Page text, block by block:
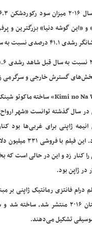
«این گوشه دنیا» بزرگترین و
به سال قبل از آن بود.
گسترش خارجی و سرگرمی
Kimi no Na» ساخته ماکوتو
ژاپنی برای غربی‌ها بود
محبوب‌ترین انیمه شود.
را کنار زد و این در حالی است
درام فانتزی رمانتیک ژاپنی بر
به همین نام که تابستان ۲۰۱۶ منتشر
موسیقی تشکیل می‌دهند.